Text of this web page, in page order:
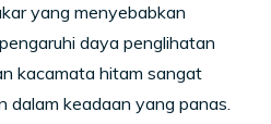
yang menyebabkan
daya penglihatan
kacamata hitam sangat
dalam keadaan yang panas.